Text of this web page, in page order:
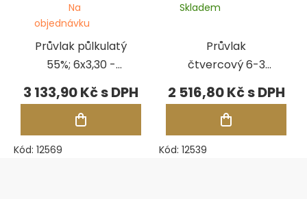
Průvlak půlkulatý
55%; 6x3,30 -
3x1,65 mm, 31
otvorů
Na
objednávku
3 133,90 Kč
Kód: 12569
Průvlak
čtvercový 6-3
mm, 31 otvorů
Skladem
2 516,80 Kč
Kód: 12539